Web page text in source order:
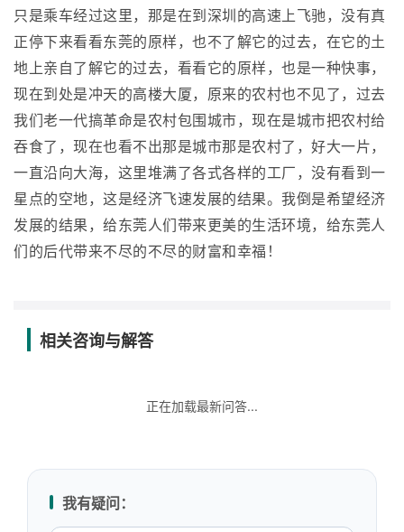
只是乘车经过这里，那是在到深圳的高速上飞驰，没有真
正停下来看看东莞的原样，也不了解它的过去，在它的土
地上亲自了解它的过去，看看它的原样，也是一种快事，
现在到处是冲天的高楼大厦，原来的农村也不见了，过去
我们老一代搞革命是农村包围城市，现在是城市把农村给
吞食了，现在也看不出那是城市那是农村了，好大一片，
一直沿向大海，这里堆满了各式各样的工厂，没有看到一
星点的空地，这是经济飞速发展的结果。我倒是希望经济
发展的结果，给东莞人们带来更美的生活环境，给东莞人
们的后代带来不尽的不尽的财富和幸福！
相关咨询与解答
正在加载最新问答...
我有疑问：